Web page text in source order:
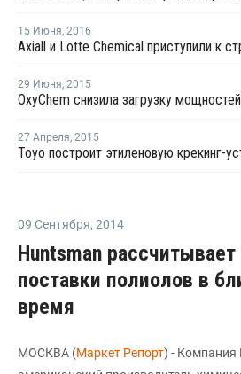
15 Июня, 2016
29 Июня, 2015
27 Апреля, 2015
09 Сентября, 2014
Huntsman
поставки полиолов в
время
МОСКВА (Маркет Репорт) - Компания